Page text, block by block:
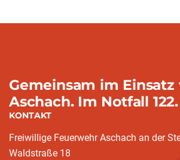
Gemeinsam im Einsatz
Aschach. Im Notfall 122.
KONTAKT
Freiwillige Feuerwehr Aschach an der
Waldstraße 18